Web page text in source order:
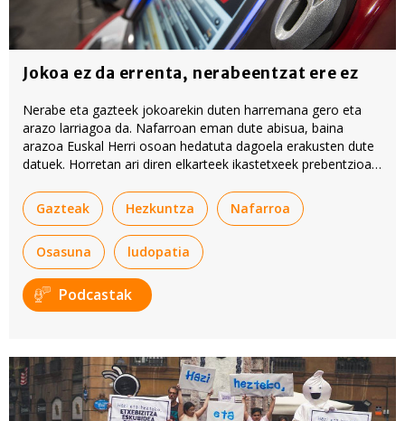
Jokoa ez da errenta, nerabeentzat ere ez
Nerabe eta gazteek jokoarekin duten harremana gero eta
arazo larriagoa da. Nafarroan eman dute abisua, baina
arazoa Euskal Herri osoan hedatuta dagoela erakusten dute
datuek. Horretan ari diren elkarteek ikastetxeek prebentzioan
Gazteak
Hezkuntza Nafarroa
Osasuna ludopatia
Podcastak